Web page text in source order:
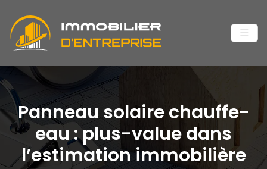
Panneau solaire chauffe-
eau : plus-value dans
l’estimation immobilière